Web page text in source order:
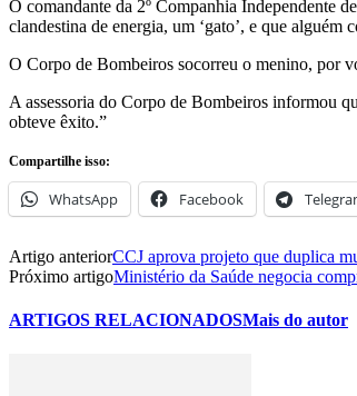
O comandante da 2º Companhia Independente
clandestina de energia, um ‘gato’, e que
O Corpo de Bombeiros socorreu o menino, por
A assessoria do Corpo de Bombeiros informou
obteve êxito.”
Compartilhe isso:
WhatsApp Facebook
Artigo anteriorCCJ aprova projeto que duplica
Próximo artigoMinistério da Saúde negocia
ARTIGOS RELACIONADOSMais do autor